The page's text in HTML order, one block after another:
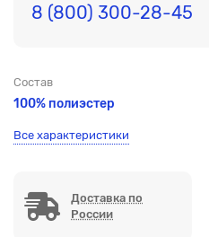
8 (800) 300-28-45
Состав
100% полиэстер
Все характеристики
Доставка по
России